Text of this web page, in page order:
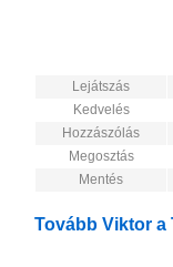
Lejátszás
Kedvelés
Hozzászólás
Megosztás
Mentés
Tovább Viktor a